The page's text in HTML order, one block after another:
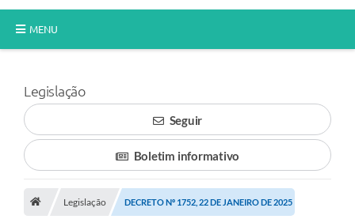
MENU
Poder Legislativo
A Prefeitura
Município
Legislação
Seguir
Boletim informativo
Legislação DECRETO Nº 1752, 22 DE JANEIRO DE 2025